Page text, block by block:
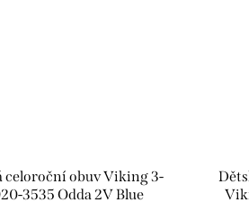
celoroční obuv Viking 3-
3535 Odda 2V Blue